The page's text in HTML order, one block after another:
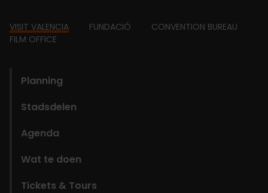
Footer
VISIT VALENCIA FUNDACIÓ
CONVENTION BUREAU
FILM OFFICE
Planning
Stadsdelen
Agenda
Wat te doen
Tickets & Tours